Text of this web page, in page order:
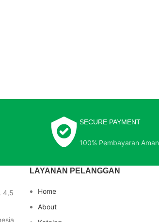
SECURE PAYMENT
100% Pembayaran Aman
4,5
LAYANAN PELANGGAN
Home
About